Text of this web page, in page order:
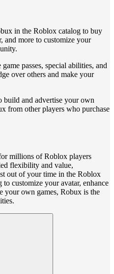
in the Roblox catalog to buy
and more to customize your
game passes, special abilities, and
over others and make your
build and advertise your own
from other players who purchase
millions of Roblox players
flexibility and value,
out of your time in the Roblox
customize your avatar, enhance
your own games, Robux is the